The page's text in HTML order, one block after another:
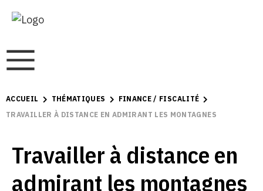
ACCUEIL THÉMATIQUES
FINANCE / FISCALITÉ
TRAVAILLER À DISTANCE EN ADMIRANT LES MONTAGNES
Travailler à distance en
admirant les montagnes